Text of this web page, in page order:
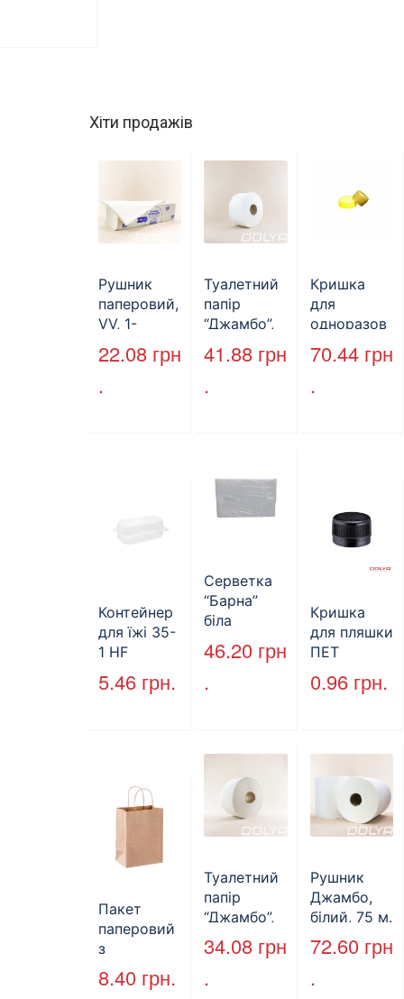
Хіти продажів
Рушник
паперовий,
VV, 1-
шаровий,
макулатура
22.08 грн
.
Туалетний
папір
“Джамбо”,
B2B
Service,
41.88 грн
.
Кришка
для
одноразов
ої пляшки,
ПЕТ,
70.44 грн
.
Контейнер
для їжі 35-
1 HF
227*127*85
мм
5.46 грн.
Серветка
“Барна”
біла
PAPERO
500 шт (6/
46.20 грн
.
Кришка
для пляшки
ПЕТ
стандарт
(КВ-28мм),
0.96 грн.
Пакет
паперовий
з
крученими
ручками,
8.40 грн.
Туалетний
папір
“Джамбо”,
130м.
34.08 грн
.
Рушник
Джамбо,
білий, 75 м.
72.60 грн
.